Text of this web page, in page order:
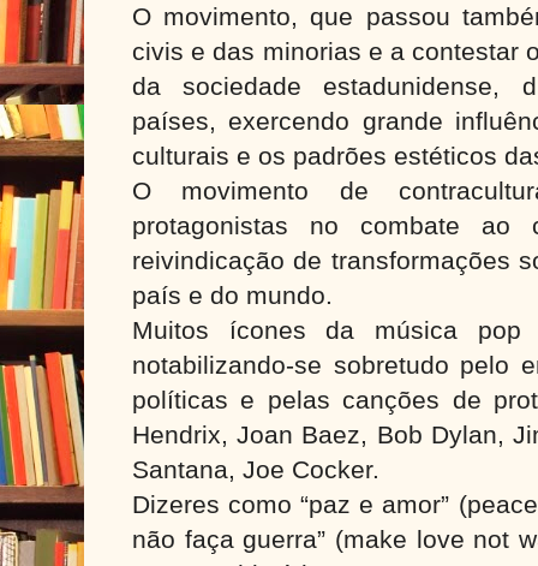
O movimento, que passou
civis e das minorias e a contestar
da sociedade estadunidense,
países, exercendo grande
culturais e os padrões estéticos
O movimento de
protagonistas no combate ao
reivindicação de transformações
país e do mundo.
Muitos ícones da música pop
notabilizando-se sobretudo pelo
políticas e pelas canções de
Hendrix, Joan Baez, Bob Dylan,
Santana, Joe Cocker.
Dizeres como “paz e amor”
não faça guerra” (make love not